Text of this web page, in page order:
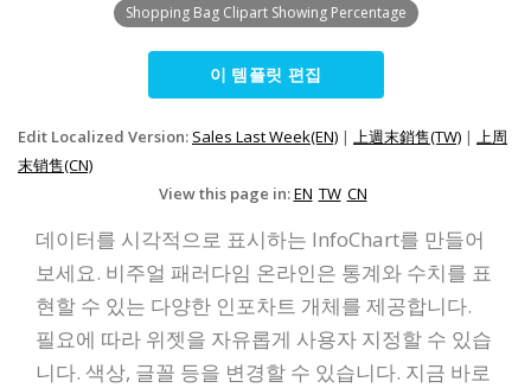
Shopping Bag Clipart Showing Percentage
이 템플릿 편집
Edit Localized Version: Sales Last Week(EN) | 上週末銷售(TW) | 上周
末销售(CN)
View this page in:EN TW CN
데이터를 시각적으로 표시하는 InfoChart를 만들어
보세요. 비주얼 패러다임 온라인은 통계와 수치를 표
현할 수 있는 다양한 인포차트 개체를 제공합니다.
필요에 따라 위젯을 자유롭게 사용자 지정할 수 있습
니다. 색상, 글꼴 등을 변경할 수 있습니다. 지금 바로